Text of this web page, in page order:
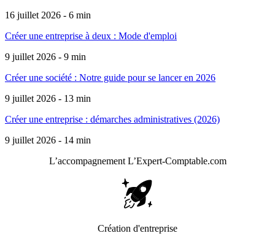
16 juillet 2026 - 6 min
Créer une entreprise à deux : Mode d'emploi
9 juillet 2026 - 9 min
Créer une société : Notre guide pour se lancer en 2026
9 juillet 2026 - 13 min
Créer une entreprise : démarches administratives (2026)
9 juillet 2026 - 14 min
L’accompagnement L’Expert-Comptable.com
Création d'entreprise